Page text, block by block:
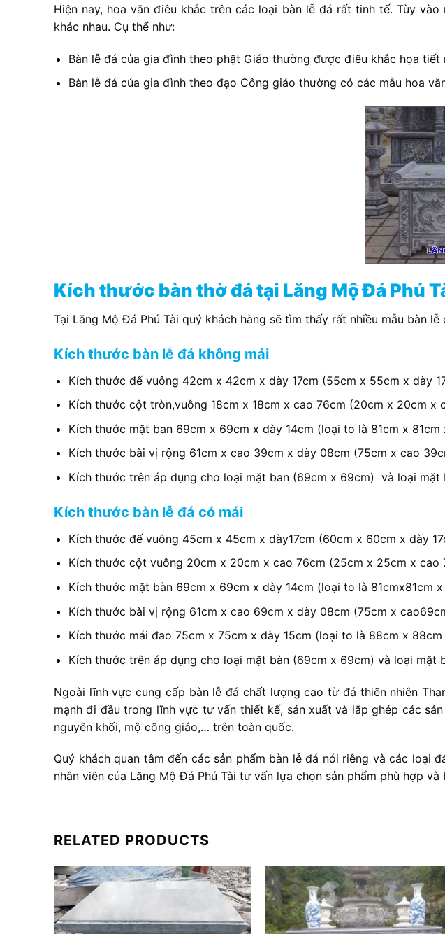
Hiện nay, hoa văn điêu khắc trên các loại bàn lễ đá rất tinh tế. Tùy
khác nhau. Cụ thể như:
Bàn lễ đá của gia đình theo phật Giáo thường được điêu khắc họa
Bàn lễ đá của gia đình theo đạo Công giáo thường có các mẫu hoa
Kích thước bàn thờ đá tại Lăng Mộ Đá Phú
Tại Lăng Mộ Đá Phú Tài quý khách hàng sẽ tìm thấy rất nhiều mẫu bàn
Kích thước bàn lễ đá không mái
Kích thước đế vuông 42cm x 42cm x dày 17cm (55cm x 55cm x dày
Kích thước cột tròn,vuông 18cm x 18cm x cao 76cm (20cm x 20cm x
Kích thước mặt ban 69cm x 69cm x dày 14cm (loại to là 81cm x 81cm
Kích thước bài vị rộng 61cm x cao 39cm x dày 08cm (75cm x cao
Kích thước trên áp dụng cho loại mặt ban (69cm x 69cm) và loại mặt
Kích thước bàn lễ đá có mái
Kích thước đế vuông 45cm x 45cm x dày17cm (60cm x 60cm x dày
Kích thước cột vuông 20cm x 20cm x cao 76cm (25cm x 25cm x cao
Kích thước mặt bàn 69cm x 69cm x dày 14cm (loại to là 81cmx81cm x
Kích thước bài vị rộng 61cm x cao 69cm x dày 08cm (75cm x
Kích thước mái đao 75cm x 75cm x dày 15cm (loại to là 88cm x 88cm
Kích thước trên áp dụng cho loại mặt bàn (69cm x 69cm) và loại mặt
Ngoài lĩnh vực cung cấp bàn lễ đá chất lượng cao từ đá thiên nhiên
mạnh đi đầu trong lĩnh vực tư vấn thiết kế, sản xuất và lắp ghép các
nguyên khối, mộ công giáo,… trên toàn quốc.
Quý khách quan tâm đến các sản phẩm bàn lễ đá nói riêng và các loại
nhân viên của Lăng Mộ Đá Phú Tài tư vấn lựa chọn sản phẩm phù hợp
RELATED PRODUCTS